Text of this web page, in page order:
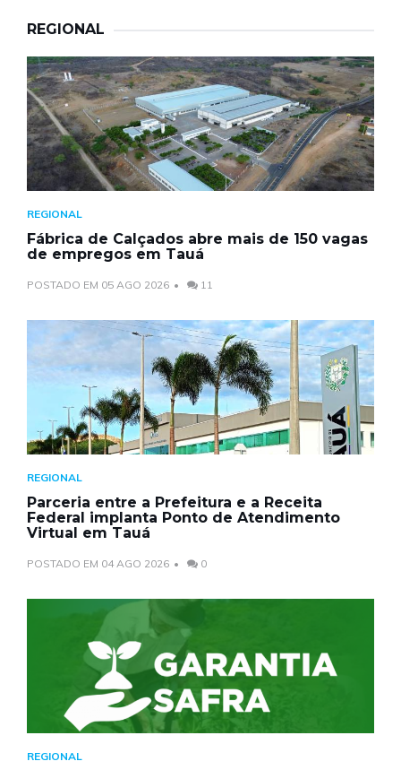
REGIONAL
REGIONAL
Fábrica de Calçados abre mais de 150 vagas
de empregos em Tauá
POSTADO EM 05 AGO 2026 11
REGIONAL
Parceria entre a Prefeitura e a Receita
Federal implanta Ponto de Atendimento
Virtual em Tauá
POSTADO EM 04 AGO 2026 0
REGIONAL